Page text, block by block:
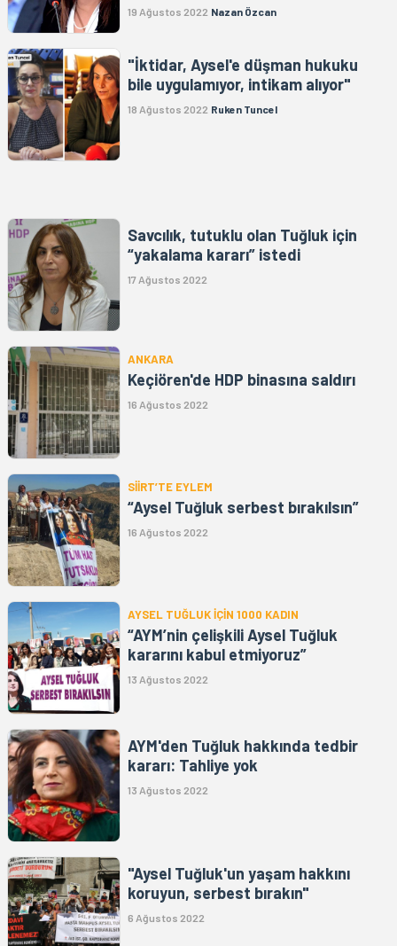
19 Ağustos 2022 Nazan Özcan
"İktidar, Aysel'e düşman hukuku
bile uygulamıyor, intikam alıyor"
18 Ağustos 2022 Ruken Tuncel
Savcılık, tutuklu olan Tuğluk için
“yakalama kararı” istedi
17 Ağustos 2022
ANKARA
Keçiören'de HDP binasına saldırı
16 Ağustos 2022
SİİRT’TE EYLEM
“Aysel Tuğluk serbest bırakılsın”
16 Ağustos 2022
AYSEL TUĞLUK İÇİN 1000 KADIN
“AYM’nin çelişkili Aysel Tuğluk
kararını kabul etmiyoruz”
13 Ağustos 2022
AYM'den Tuğluk hakkında tedbir
kararı: Tahliye yok
13 Ağustos 2022
"Aysel Tuğluk'un yaşam hakkını
koruyun, serbest bırakın"
6 Ağustos 2022